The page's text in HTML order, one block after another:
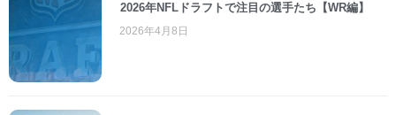
2026年NFLドラフトで注目の選手たち【WR編】
2026年4月8日